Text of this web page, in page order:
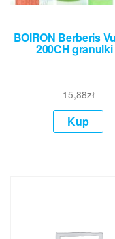
BOIRON Berberis
200CH granulki
15,88zł
Kup